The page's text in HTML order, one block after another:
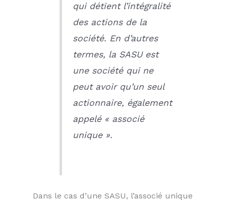
qui détient l’intégralité
des actions de la
société. En d’autres
termes, la SASU est
une société qui ne
peut avoir qu’un seul
actionnaire, également
appelé « associé
unique ».
Dans le cas d’une SASU, l’associé unique